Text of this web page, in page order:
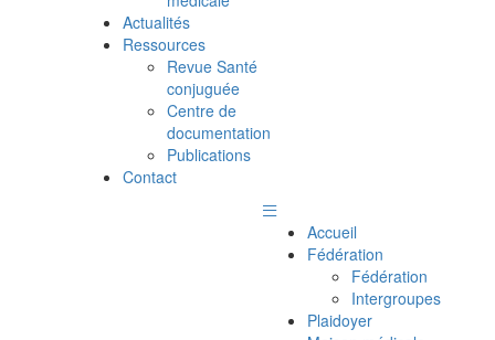
Actualités
Ressources
Revue Santé
conjuguée
Centre de
documentation
Publications
Contact
Accueil
Fédération
Fédération
Intergroupes
Plaidoyer